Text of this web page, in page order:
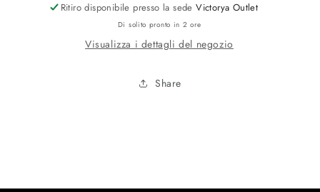
Ritiro disponibile presso la sedeVictorya Outlet
Di solito pronto in 2 ore
Visualizza i dettagli del negozio
Share